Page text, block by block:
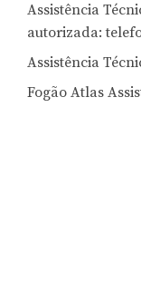
Assistência
autorizada:
Assistência
Fogão Atlas